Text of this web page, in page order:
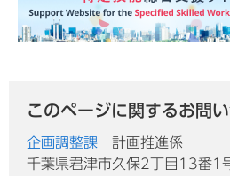
このページに関するお問
企画調整課
計画推進係
千葉県君津市久保2丁目13番1